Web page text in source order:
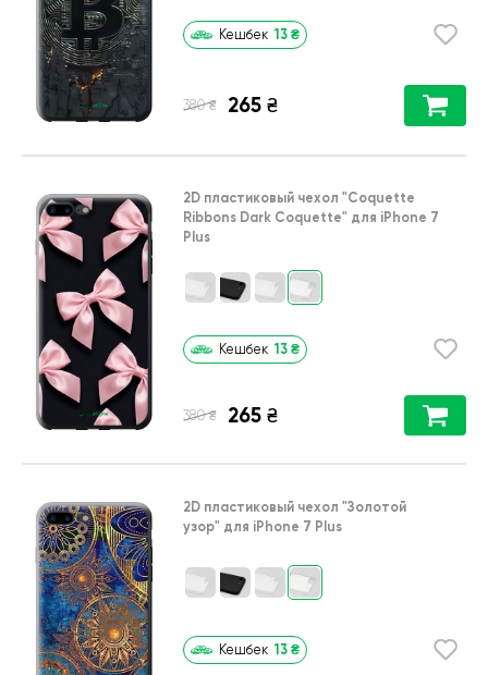
Кешбек 13 ₴
380 ₴ 265 ₴
2D пластиковый чехол "Coquette
Ribbons Dark Coquette" для iPhone 7
Plus
Кешбек 13 ₴
380 ₴ 265 ₴
2D пластиковый чехол "Золотой
узор" для iPhone 7 Plus
Кешбек 13 ₴